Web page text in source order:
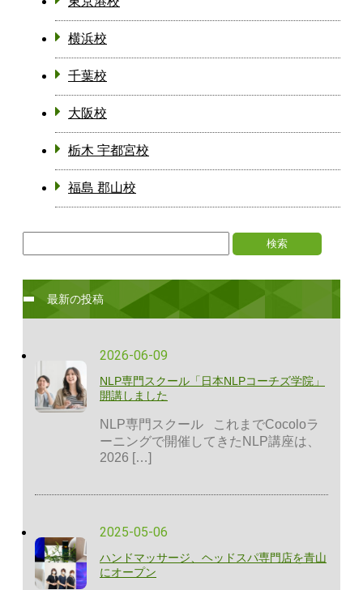
横浜校
千葉校
大阪校
栃木 宇都宮校
福島 郡山校
最新の投稿
2026-06-09
NLP専門スクール「日本NLPコーチズ学院」
開講しました
NLP専門スクール これまでCocoloラ
ーニングで開催してきたNLP講座は、
2026 […]
2025-05-06
ハンドマッサージ、ヘッドスパ専門店を青山
にオープン